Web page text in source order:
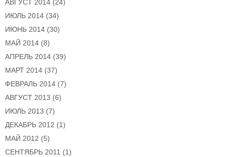
АВГУСТ 2014 (24)
ИЮЛЬ 2014 (34)
ИЮНЬ 2014 (30)
МАЙ 2014 (8)
АПРЕЛЬ 2014 (39)
МАРТ 2014 (37)
ФЕВРАЛЬ 2014 (7)
АВГУСТ 2013 (6)
ИЮЛЬ 2013 (7)
ДЕКАБРЬ 2012 (1)
МАЙ 2012 (5)
СЕНТЯБРЬ 2011 (1)